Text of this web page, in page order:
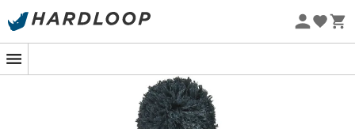
Zomeraanbiedingen 🔥 -5% EXTRA vanaf 2 producten* met